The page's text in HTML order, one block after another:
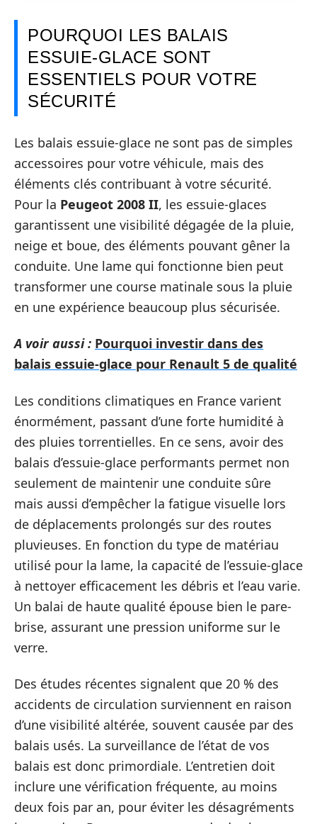
POURQUOI LES BALAIS
ESSUIE-GLACE SONT
ESSENTIELS POUR VOTRE
SÉCURITÉ
Les balais essuie-glace ne sont pas de simples
accessoires pour votre véhicule, mais des
éléments clés contribuant à votre sécurité.
Pour la Peugeot 2008 II, les essuie-glaces
garantissent une visibilité dégagée de la pluie,
neige et boue, des éléments pouvant gêner la
conduite. Une lame qui fonctionne bien peut
transformer une course matinale sous la pluie
en une expérience beaucoup plus sécurisée.
A voir aussi : Pourquoi investir dans des
balais essuie-glace pour Renault 5 de qualité
Les conditions climatiques en France varient
énormément, passant d’une forte humidité à
des pluies torrentielles. En ce sens, avoir des
balais d’essuie-glace performants permet non
seulement de maintenir une conduite sûre
mais aussi d’empêcher la fatigue visuelle lors
de déplacements prolongés sur des routes
pluvieuses. En fonction du type de matériau
utilisé pour la lame, la capacité de l’essuie-glace
à nettoyer efficacement les débris et l’eau varie.
Un balai de haute qualité épouse bien le pare-
brise, assurant une pression uniforme sur le
verre.
Des études récentes signalent que 20 % des
accidents de circulation surviennent en raison
d’une visibilité altérée, souvent causée par des
balais usés. La surveillance de l’état de vos
balais est donc primordiale. L’entretien doit
inclure une vérification fréquente, au moins
deux fois par an, pour éviter les désagréments